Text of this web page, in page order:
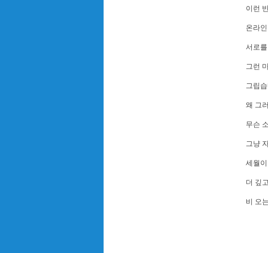
이런
온라
서로
그런
그립
왜 그
무슨
그냥
세월
더 깊
비 오